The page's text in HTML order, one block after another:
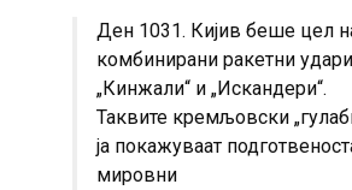
Ден 1031. Кијив беше цел
комбинирани ракетни
„Кинжали“ и „Искандери“.
Таквите кремљовски
ја покажуваат
мировни